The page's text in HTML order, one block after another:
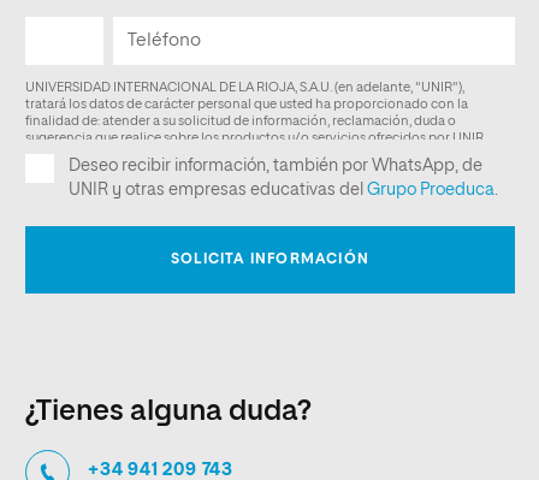
¿Tienes alguna duda?
+34 941 209 743